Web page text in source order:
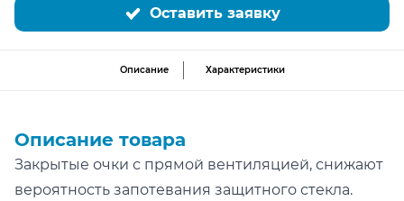
Оставить заявку
Описание Характеристики
Описание товара
Закрытые очки с прямой вентиляцией, снижают
вероятность запотевания защитного стекла.